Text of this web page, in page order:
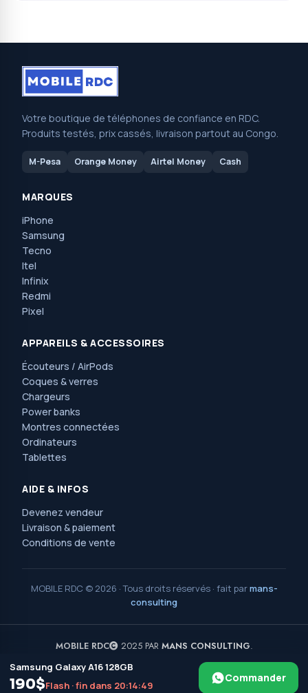
Samsung Galaxy A16 128GB
190$Flash · fin dans 20:14:48
Commander
Votre boutique de téléphones de confiance en RDC.
Produits testés, prix cassés, livraison partout au Congo.
M-Pesa Orange Money Airtel Money Cash
MARQUES
iPhone
Samsung
Tecno
Itel
Infinix
Redmi
Pixel
APPAREILS & ACCESSOIRES
Écouteurs / AirPods
Coques & verres
Chargeurs
Power banks
Montres connectées
Ordinateurs
Tablettes
AIDE & INFOS
Devenez vendeur
Livraison & paiement
Conditions de vente
MOBILE RDC © 2026 · Tous droits réservés · fait parmans-
consulting
MOBILE RDC 2025 PAR MANS CONSULTING.
Avenue Nguma, 77, ma campagne, jolie parc,
ngaliema/kinshasa. Réf : l'église saint Luc et l'arrêt érosion.